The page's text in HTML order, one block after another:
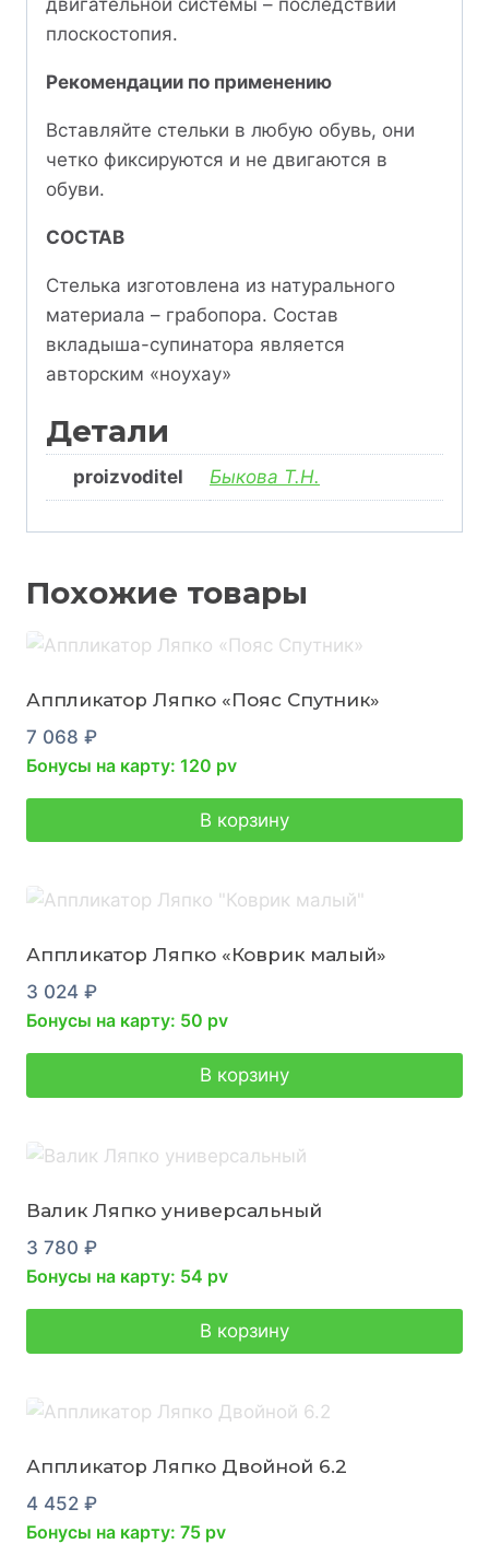
двигательной системы – последствий
плоскостопия.
Рекомендации по применению
Вставляйте стельки в любую обувь, они
четко фиксируются и не двигаются в
обуви.
СОСТАВ
Стелька изготовлена из натурального
материала – грабопора. Состав
вкладыша-супинатора является
авторским «ноу­хау»
Детали
proizvoditel Быкова Т.Н.
Похожие товары
Аппликатор Ляпко «Пояс Спутник»
7 068 ₽
Бонусы на карту: 120 pv
В корзину
Аппликатор Ляпко «Коврик малый»
3 024 ₽
Бонусы на карту: 50 pv
В корзину
Валик Ляпко универсальный
3 780 ₽
Бонусы на карту: 54 pv
В корзину
Аппликатор Ляпко Двойной 6.2
4 452 ₽
Бонусы на карту: 75 pv